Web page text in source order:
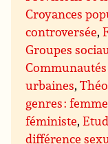
Croyances
controversée,
Groupes
urbaines,
genres :
féministe,
différence